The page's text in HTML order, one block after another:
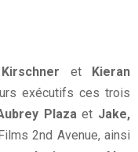
et Kieran
exécutifs ces trois
Plazaet Jake,
2nd Avenue, ainsi